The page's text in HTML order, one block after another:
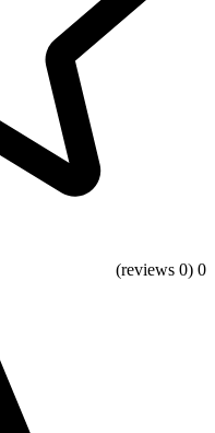
0
(0 reviews)